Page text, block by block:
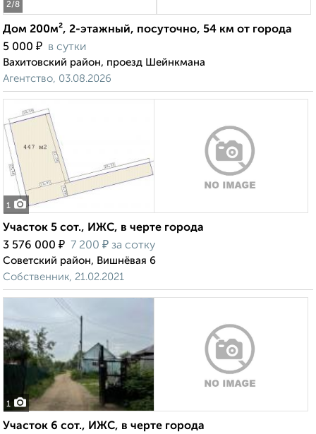
2/8
Дом 200м², 2-этажный, посуточно, 54 км от города
5 000 ₽ в сутки
Вахитовский район, проезд Шейнкмана
Агентство, 03.08.2026
1
Участок 5 сот., ИЖС, в черте города
3 576 000 ₽ 7 200 ₽ за сотку
Советский район, Вишнёвая 6
Собственник, 21.02.2021
1
Участок 6 сот., ИЖС, в черте города